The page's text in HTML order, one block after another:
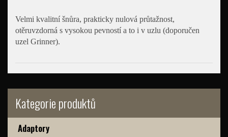
Kategorie produktů
Adaptory
Velmi kvalitní šnůra, prakticky nulová průtažnost,
otěruvzdorná s vysokou pevností a to i v uzlu (doporučen
uzel Grinner).